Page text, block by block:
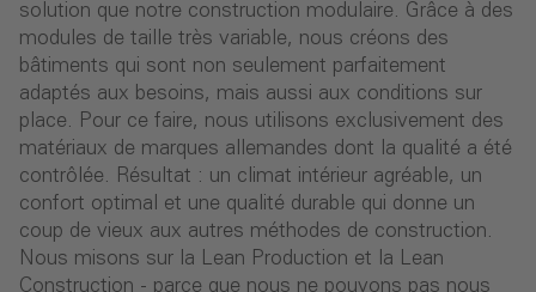
solution que notre construction modulaire. Grâce à des
modules de taille très variable, nous créons des
bâtiments qui sont non seulement parfaitement
adaptés aux besoins, mais aussi aux conditions sur
place. Pour ce faire, nous utilisons exclusivement des
matériaux de marques allemandes dont la qualité a été
contrôlée. Résultat : un climat intérieur agréable, un
confort optimal et une qualité durable qui donne un
coup de vieux aux autres méthodes de construction.
Nous misons sur la Lean Production et la Lean
Construction - parce que nous ne pouvons pas nous